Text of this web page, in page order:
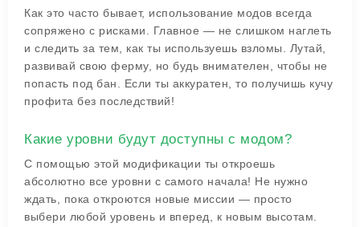
Как это часто бывает, использование модов всегда
сопряжено с рисками. Главное — не слишком наглеть
и следить за тем, как ты используешь взломы. Лутай,
развивай свою ферму, но будь внимателен, чтобы не
попасть под бан. Если ты аккуратен, то получишь кучу
профита без последствий!
Какие уровни будут доступны с модом?
С помощью этой модификации ты откроешь
абсолютно все уровни с самого начала! Не нужно
ждать, пока откроются новые миссии — просто
выбери любой уровень и вперед, к новым высотам.